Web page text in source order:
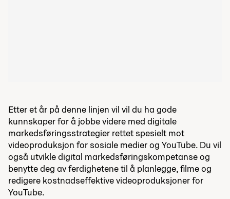
Etter et år på denne linjen vil vil du ha gode
kunnskaper for å jobbe videre med digitale
markedsføringsstrategier rettet spesielt mot
videoproduksjon for sosiale medier og YouTube. Du vil
også utvikle digital markedsføringskompetanse og
benytte deg av ferdighetene til å planlegge, filme og
redigere kostnadseffektive videoproduksjoner for
YouTube.